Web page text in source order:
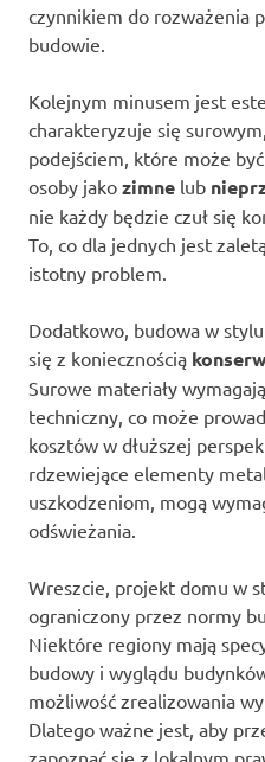
czynnikiem do rozważenia
budowie.
Kolejnym minusem jest
charakteryzuje się
podejściem, które może
osoby jako zimne lub
nie każdy będzie czuł się
To, co dla jednych jest
istotny problem.
Dodatkowo, budowa w
się z koniecznością
Surowe materiały
techniczny, co może
kosztów w dłuższej
rdzewiejące elementy
uszkodzeniom, mogą
odświeżania.
Wreszcie, projekt domu w
ograniczony przez normy
Niektóre regiony mają
budowy i wyglądu
możliwość zrealizowania
Dlatego ważne jest, aby
zapoznać się z lokalnym